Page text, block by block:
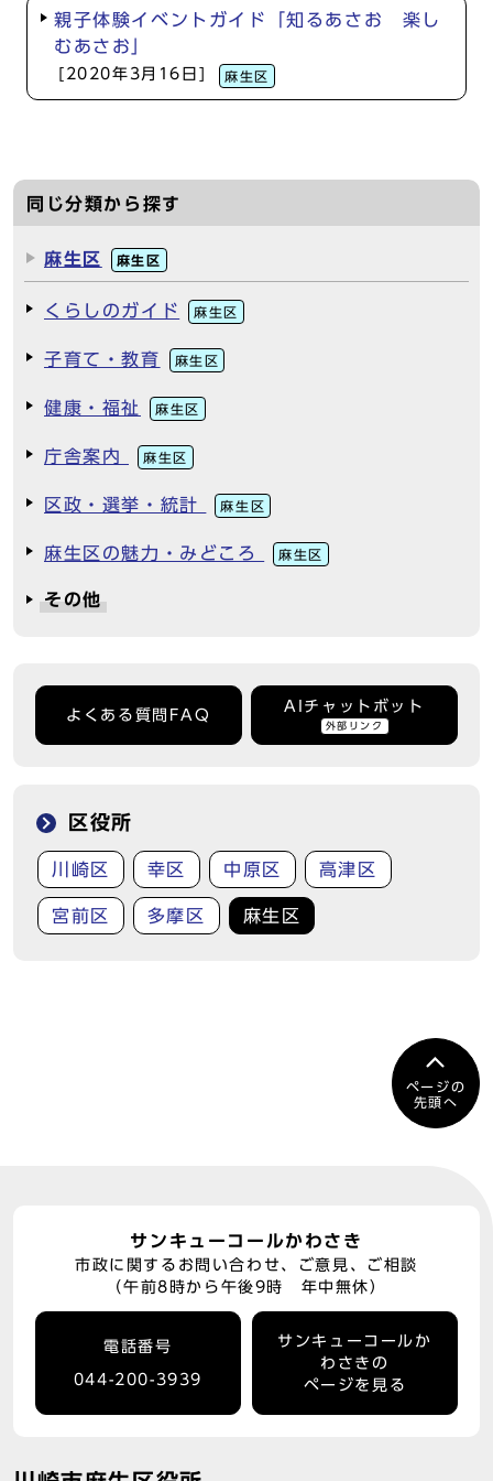
親子体験イベントガイド「知るあさお 楽し
むあさお」
[2020年3月16日] 麻生区
同じ分類から探す
麻生区 麻生区
くらしのガイド 麻生区
子育て・教育 麻生区
健康・福祉 麻生区
庁舎案内 麻生区
区政・選挙・統計 麻生区
麻生区の魅力・みどころ 麻生区
その他
よくある質問FAQ
AIチャットボット
外部リンク
区役所
川崎区 幸区 中原区 高津区
宮前区 多摩区 麻生区
ページの
先頭へ
サンキューコールかわさき
市政に関するお問い合わせ、ご意見、ご相談
（午前8時から午後9時 年中無休）
電話番号
044-200-3939
サンキューコールか
わさきの
ページを見る